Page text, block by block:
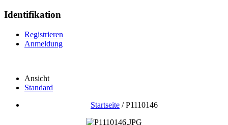
Identifikation
Registrieren
Anmeldung
Ansicht
Standard
Startseite /P1110146